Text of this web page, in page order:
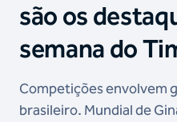
são os
semana do
Competições envolvem
brasileiro. Mundial de